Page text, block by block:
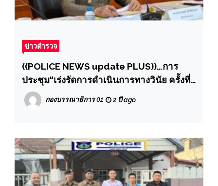
ข่าวตำรวจ
((POLICE NEWS update PLUS))…การ
ประชุม“เร่งรัดการดำเนินการทางวินัย ครั้งที่
3/2567” ผ่านระบบการประชุมทางไกล
(Zoom Meeting)
กองบรรณาธิการ 01 2 ปี ago